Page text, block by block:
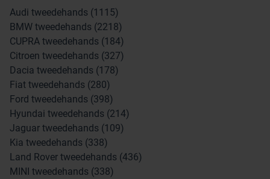
Audi tweedehands (1115)
BMW tweedehands (2218)
CUPRA tweedehands (184)
Citroen tweedehands (327)
Dacia tweedehands (178)
Fiat tweedehands (280)
Ford tweedehands (398)
Hyundai tweedehands (214)
Jaguar tweedehands (109)
Kia tweedehands (338)
Land Rover tweedehands (436)
MINI tweedehands (338)